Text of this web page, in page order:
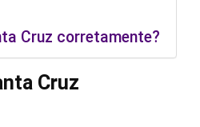
Cruz corretamente?
Cruz